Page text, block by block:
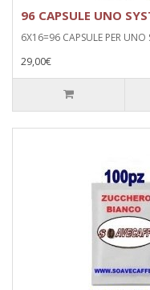
96 CAPSULE UNO
6X16=96 CAPSULE PER UNO
29,00€